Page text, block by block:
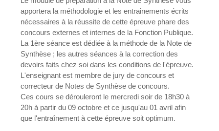
apportera la méthodologie et les entrainements écrits
nécessaires à la réussite de cette épreuve phare des
concours externes et internes de la Fonction Publique.
La 1ère séance est dédiée à la méthode de la Note de
Synthèse ; les autres séances à la correction des
devoirs faits chez soi dans les conditions de l'épreuve.
L'enseignant est membre de jury de concours et
correcteur de Notes de Synthèse de concours.
Ces cours se dérouleront le mercredi soir de 18h30 à
20h à partir du 09 octobre et ce jusqu'au 01 avril afin
que l'entraînement à cette épreuve soit optimum.